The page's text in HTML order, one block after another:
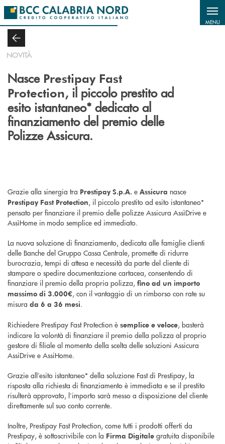
Salta al contenuto principale
MENU
NOVITÀ
Nasce Prestipay Fast
Protection, il piccolo prestito ad
esito istantaneo* dedicato al
finanziamento del premio delle
Polizze Assicura.
Grazie alla sinergia tra Prestipay S.p.A. e Assicura nasce
Prestipay Fast Protection, il piccolo prestito ad esito istantaneo*
pensato per finanziare il premio delle polizze Assicura AssìDrive e
AssìHome in modo semplice ed immediato.
La nuova soluzione di finanziamento, dedicata alle famiglie clienti
delle Banche del Gruppo Cassa Centrale, promette di ridurre
burocrazia, tempi di attesa e necessità da parte del cliente di
stampare o spedire documentazione cartacea, consentendo di
finanziare il premio della propria polizza, fino ad un importo
massimo di 3.000€, con il vantaggio di un rimborso con rate su
misura da 6 a 36 mesi.
Richiedere Prestipay Fast Protection è semplice e veloce, basterà
indicare la volontà di finanziare il premio della polizza al proprio
gestore di filiale al momento della scelta delle soluzioni Assicura
AssiDrive e AssiHome.
Grazie all’esito istantaneo* della soluzione Fast di Prestipay, la
risposta alla richiesta di finanziamento è immediata e se il prestito
risulterà approvato, l’importo sarà messo a disposizione del cliente
direttamente sul suo conto corrente.
Inoltre, Prestipay Fast Protection, come tutti i prodotti offerti da
Prestipay, è sottoscrivibile con la Firma Digitale gratuita disponibile